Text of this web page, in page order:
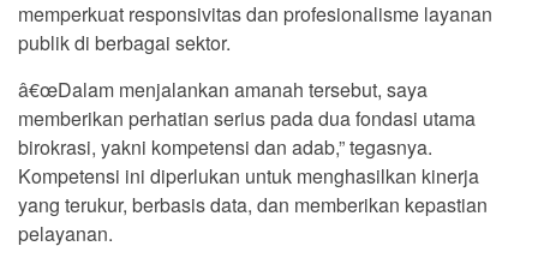
memperkuat responsivitas dan profesionalisme layanan
publik di berbagai sektor.
â€œDalam menjalankan amanah tersebut, saya
memberikan perhatian serius pada dua fondasi utama
birokrasi, yakni kompetensi dan adab,” tegasnya.
Kompetensi ini diperlukan untuk menghasilkan kinerja
yang terukur, berbasis data, dan memberikan kepastian
pelayanan.